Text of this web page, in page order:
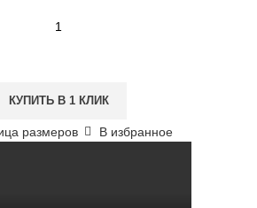
КУПИТЬ В 1 КЛИК
размеров В избранное